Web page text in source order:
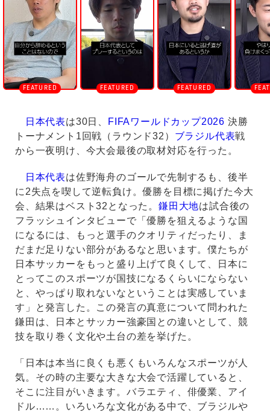
t
e
日本代表は30日、 FIFAワールドカップ2026 決勝
トーナメント1回戦（ラウンド32） ブラジル代表戦
から一夜明け、今大会最後の取材対応を行った。
日本代表は佐野海舟のゴールで先制するも、後半
に2失点を喫して逆転負け。優勝を目標に掲げた今大
会、結果はベスト32となった。 鎌田大地は試合後の
フラッシュインタビューで「優勝を狙えるような国
になるには、もっと選手のクオリティだったり、ま
だまだ足りない部分があるなと思います。僕たちが
日本サッカーをもっと盛り上げて良くして、日本に
とってこのスポーツが国技になるくらいにならない
と、やっぱり取れないなということは実感していま
す」と発言した。この発言の真意について問われた
鎌田は、日本とサッカー強豪国との違いとして、競
技を取り巻く文化や土台の差を挙げた。
「日本は本当に良くも悪くもいろんなスポーツが人
気。その時の主要な大きな大会で活躍していると、
そこに注目がいきます。バラエティ、俳優業、アイ
ドル……。いろいろな文化がある中で、ブラジルや